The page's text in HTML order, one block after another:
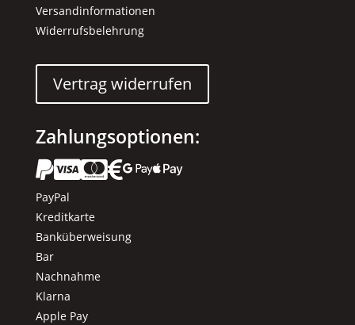
Versandinformationen
Widerrufsbelehrung
Vertrag widerrufen
Zahlungsoptionen:
 
PayPal
Kreditkarte
Banküberweisung
Bar
Nachnahme
Klarna
Apple Pay